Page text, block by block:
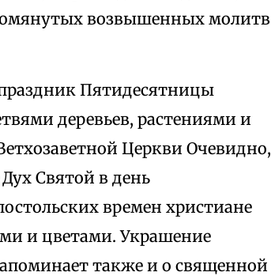
возвышенных молитв
Пятидесятницы
деревьев, растениями и
Церкви Очевидно,
Святой в день
времен христиане
и цветами. Украшение
также и о священной